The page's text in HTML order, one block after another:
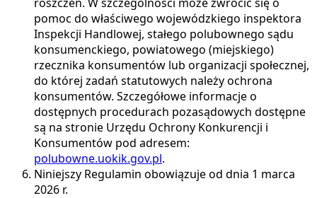
pomoc do właściwego wojewódzkiego inspektora
Inspekcji Handlowej, stałego polubownego sądu
konsumenckiego, powiatowego (miejskiego)
rzecznika konsumentów lub organizacji społecznej,
do której zadań statutowych należy ochrona
konsumentów. Szczegółowe informacje o
dostępnych procedurach pozasądowych dostępne
są na stronie Urzędu Ochrony Konkurencji i
Konsumentów pod adresem:
polubowne.uokik.gov.pl.
Niniejszy Regulamin obowiązuje od dnia 1 marca
2026 r.